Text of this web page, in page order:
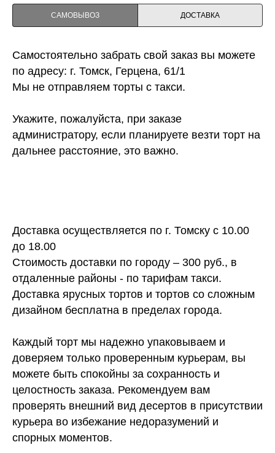
САМОВЫВОЗ ДОСТАВКА
Самостоятельно забрать свой заказ вы можете
по адресу: г. Томск, Герцена, 61/1
Мы не отправляем торты с такси.
Укажите, пожалуйста, при заказе
администратору, если планируете везти торт на
дальнее расстояние, это важно.
Доставка осуществляется по г. Томску с 10.00
до 18.00
Стоимость доставки по городу – 300 руб., в
отдаленные районы - по тарифам такси.
Доставка ярусных тортов и тортов со сложным
дизайном бесплатна в пределах города.
Каждый торт мы надежно упаковываем и
доверяем только проверенным курьерам, вы
можете быть спокойны за сохранность и
целостность заказа. Рекомендуем вам
проверять внешний вид десертов в присутствии
курьера во избежание недоразумений и
спорных моментов.